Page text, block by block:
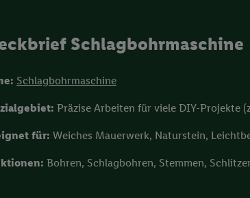
Schlagbohrmaschine
Schlagbohrmaschine
Präzise Arbeiten für viele DIY-Projekte
für: Weiches Mauerwerk, Naturstein,
Bohren, Schlagbohren, Stemmen,